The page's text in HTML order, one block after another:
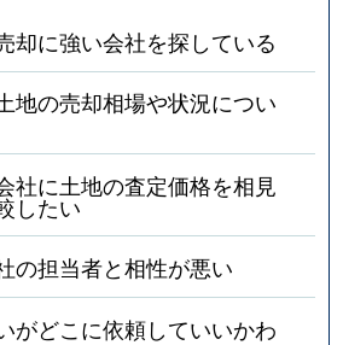
却に強い会社を探している
地の売却相場や状況につい
社に土地の査定価格を相見
したい
の担当者と相性が悪い
がどこに依頼していいかわ